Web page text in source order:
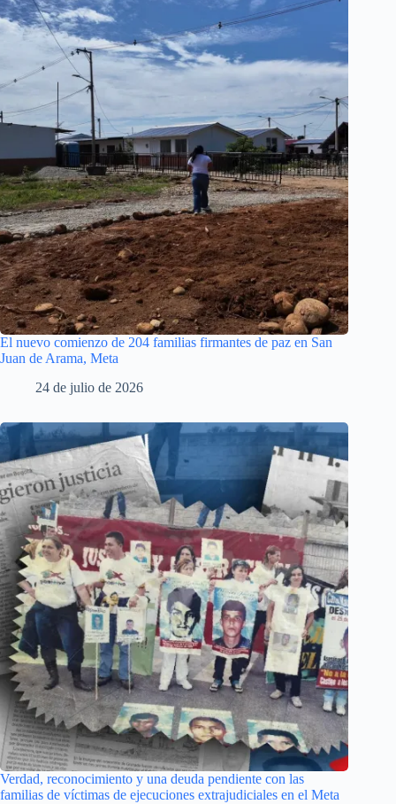
El nuevo comienzo de 204 familias firmantes de paz en San
Juan de Arama, Meta
24 de julio de 2026
Verdad, reconocimiento y una deuda pendiente con las
familias de víctimas de ejecuciones extrajudiciales en el Meta